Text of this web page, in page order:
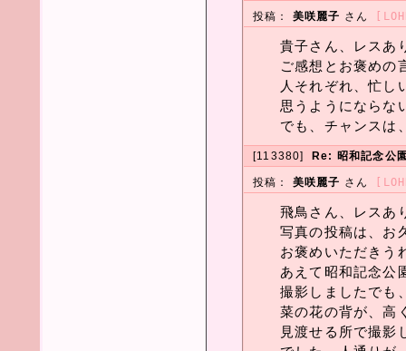
投稿： 美咲麗子 さん
貴子さん、レスあ
ご感想とお褒めの
人それぞれ、忙し
思うようにならな
でも、チャンスは
[113380] Re: 昭和記念公
投稿： 美咲麗子 さん
飛鳥さん、レスあ
写真の投稿は、お
お褒めいただきう
あえて昭和記念公
撮影しましたでも
菜の花の背が、
見渡せる所で撮影